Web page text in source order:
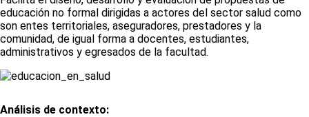
educación no formal dirigidas a actores del sector salud como
son entes territoriales, aseguradores, prestadores y la
comunidad, de igual forma a docentes, estudiantes,
administrativos y egresados de la facultad.
Análisis de contexto: